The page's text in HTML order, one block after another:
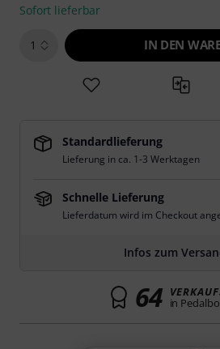
Sofort lieferbar
1 IN DEN
Standardlieferung
Lieferung in ca. 1-3 Werktagen
Schnelle Lieferung
Lieferdatum wird im Checkout
Infos zum
64 in